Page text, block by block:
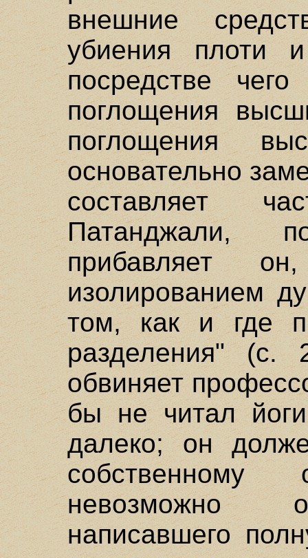
внешние
убиения плоти
посредстве чего
поглощения
поглощения
основательно
составляет
Патанджали,
прибавляет
изолированием
том, как и где
разделения" (с.
обвиняет
бы не читал
далеко; он
невозможно
написавшего